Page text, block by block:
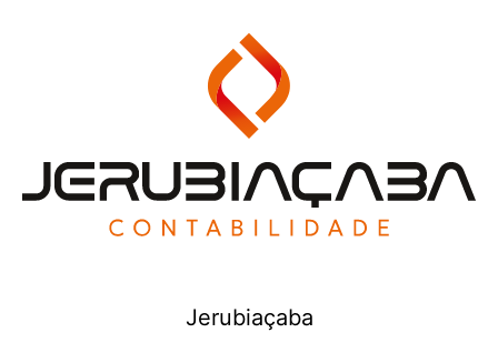
Jerubiaçaba